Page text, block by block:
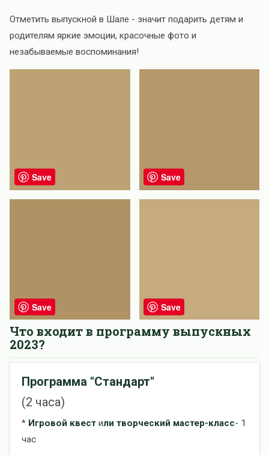
Отметить выпускной в Шале - значит подарить детям и
родителям яркие эмоции, красочные фото и
незабываемые воспоминания!
Save Save
Save Save
Что входит в программу выпускных
2023?
Программа "Стандарт"
(2 часа)
* Игровой квест или творческий мастер-класс- 1
час